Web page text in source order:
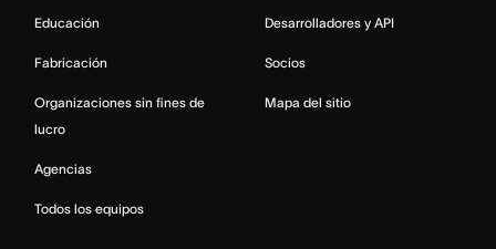
Educación
Fabricación
Organizaciones sin fines de
lucro
Agencias
Todos los equipos
Desarrolladores y API
Socios
Mapa del sitio